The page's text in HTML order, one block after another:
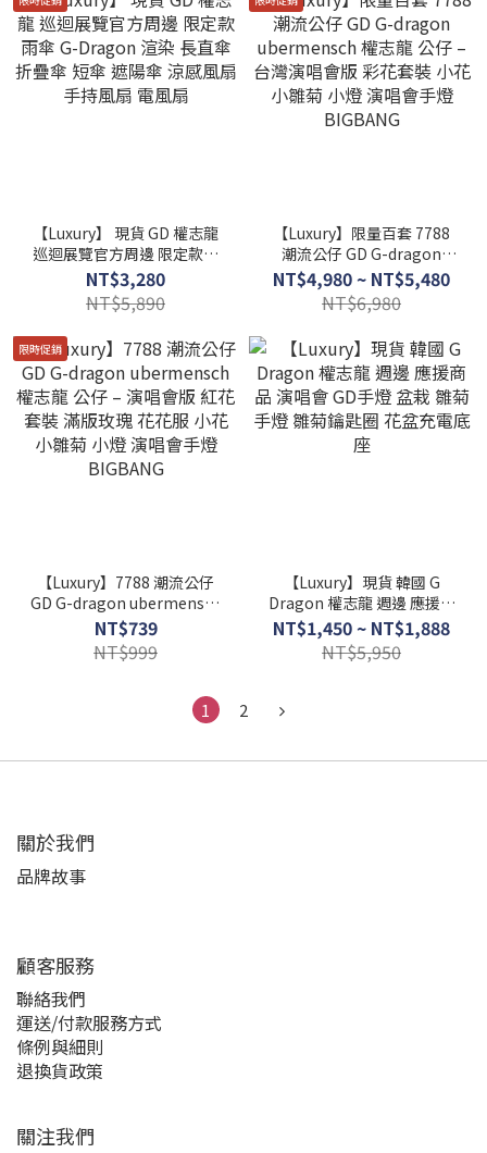
【Luxury】 現貨 GD 權志龍
巡迴展覽官方周邊 限定款雨
傘 G-Dragon 渲染 長直傘 折
疊傘 短傘 遮陽傘 涼感風扇
手持風扇 電風扇
NT$3,280
NT$5,890
【Luxury】限量百套 7788
潮流公仔 GD G-dragon
ubermensch 權志龍 公仔 –
台灣演唱會版 彩花套裝 小花
小雛菊 小燈 演唱會手燈
BIGBANG
NT$4,980 ~ NT$5,480
NT$6,980
限時促銷
【Luxury】7788 潮流公仔
GD G-dragon ubermensch
權志龍 公仔 – 演唱會版 紅花
套裝 滿版玫瑰 花花服 小花
小雛菊 小燈 演唱會手燈
NT$739
NT$999
【Luxury】現貨 韓國 G
Dragon 權志龍 週邊 應援商
品 演唱會 GD手燈 盆栽 雛菊
手燈 雛菊鑰匙圈 花盆充電底
座
NT$1,450 ~ NT$1,888
NT$5,950
1 2
關於我們
品牌故事
顧客服務
聯絡我們
運送/付款服務方式
條例與細則
退換貨政策
關注我們